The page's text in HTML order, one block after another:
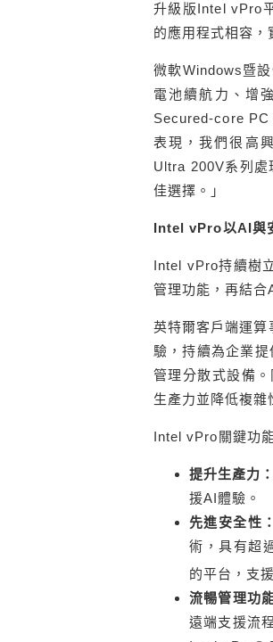
升級版Intel vPro
的應用程式相容，
微軟Windows暨
電池續航力、增
Secured-core
表現，我們很高
Ultra 200V系列
佳選擇。」
Intel vPro以AI 與
Intel vPro持續樹
管理功能，再結合
英特爾客戶端運
驗，持續為企業
管理分散式設備
生產力並降低複雜
Intel vPro關鍵功
提升生產力：
援AI體驗。
先進安全性：
術，具有超
的平台，支
流暢管理功
遠端支援流